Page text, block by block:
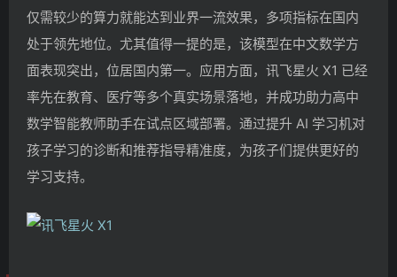
仅需较少的算力就能达到业界一流效果，多项指标在国内
处于领先地位。尤其值得一提的是，该模型在中文数学方
面表现突出，位居国内第一。应用方面，讯飞星火 X1 已经
率先在教育、医疗等多个真实场景落地，并成功助力高中
数学智能教师助手在试点区域部署。通过提升 AI 学习机对
孩子学习的诊断和推荐指导精准度，为孩子们提供更好的
学习支持。